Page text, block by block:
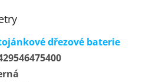
dřezové baterie